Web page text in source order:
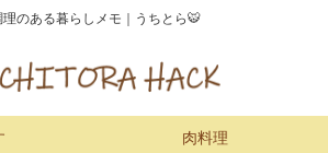
理のある暮らしメモ｜うちとら🐯
肉料理